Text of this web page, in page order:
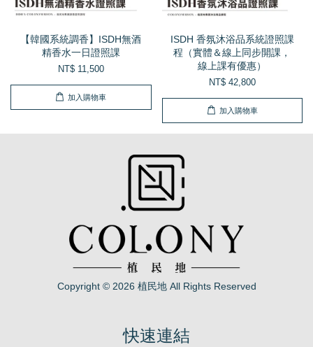
【韓國系統調香】ISDH無酒
精香水一日證照課
NT$ 11,500
加入購物車
ISDH 香氛沐浴品系統證照課
程（實體＆線上同步開課，
線上課有優惠）
NT$ 42,800
加入購物車
Copyright © 2026 植民地 All Rights Reserved
快速連結